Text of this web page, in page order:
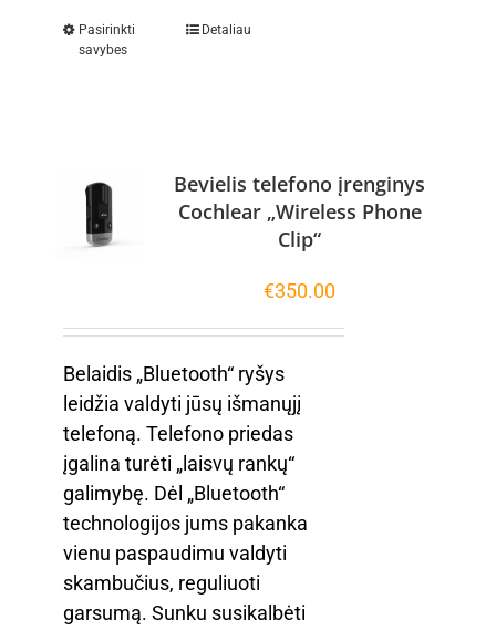
Pasirinkti
savybes
Detaliau
Bevielis telefono įrenginys
Cochlear „Wireless Phone
Clip“
€350.00
Belaidis „Bluetooth“ ryšys
leidžia valdyti jūsų išmanųjį
telefoną. Telefono priedas
įgalina turėti „laisvų rankų“
galimybę. Dėl „Bluetooth“
technologijos jums pakanka
vienu paspaudimu valdyti
skambučius, reguliuoti
garsumą. Sunku susikalbėti